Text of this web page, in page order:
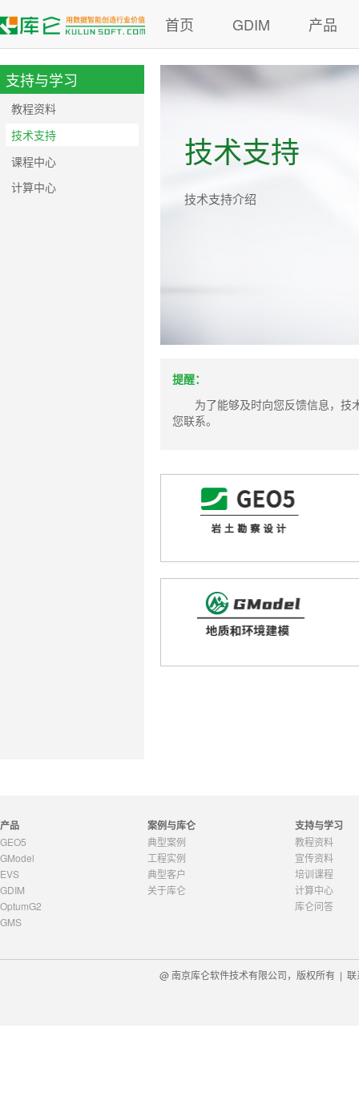
首页 GDIM 产品
支持与学习
教程资料
技术支持
课程中心
计算中心
技术支持
技术支持介绍
提醒：
为了能够及时向您反馈信息，技
您联系。
产品
GEO5
GModel
EVS
GDIM
OptumG2
GMS
案例与库仑
典型案例
工程实例
典型客户
关于库仑
支持与学习
教程资料
宣传资料
培训课程
计算中心
库仑问答
@ 南京库仑软件技术有限公司，版权所有 | 联